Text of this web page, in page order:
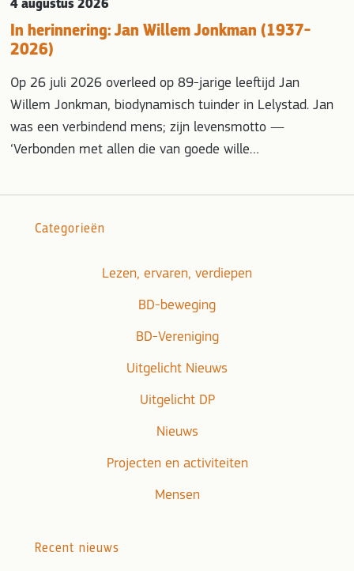
In herinnering: Jan Willem Jonkman (1937-
2026)
4 augustus 2026
Op 26 juli 2026 overleed op 89-jarige leeftijd Jan
Willem Jonkman, biodynamisch tuinder in Lelystad. Jan
was een verbindend mens; zijn levensmotto —
‘Verbonden met allen die van goede wille…
Categorieën
Lezen, ervaren, verdiepen
BD-beweging
BD-Vereniging
Uitgelicht Nieuws
Uitgelicht DP
Nieuws
Projecten en activiteiten
Mensen
Recent nieuws